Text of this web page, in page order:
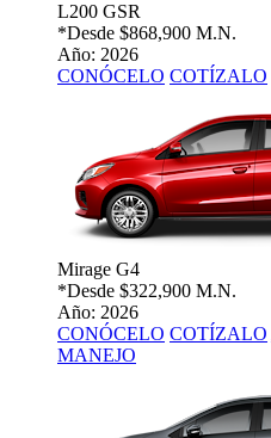
L200 GSR
*Desde $868,900 M.N.
Año: 2026
CONÓCELO COTÍZALO
Mirage G4
*Desde $322,900 M.N.
Año: 2026
CONÓCELO COTÍZALO
MANEJO